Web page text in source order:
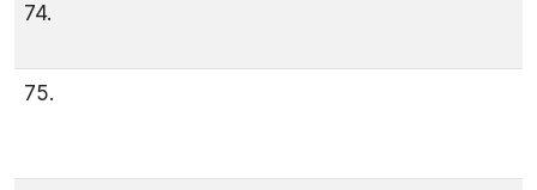
74.
75.